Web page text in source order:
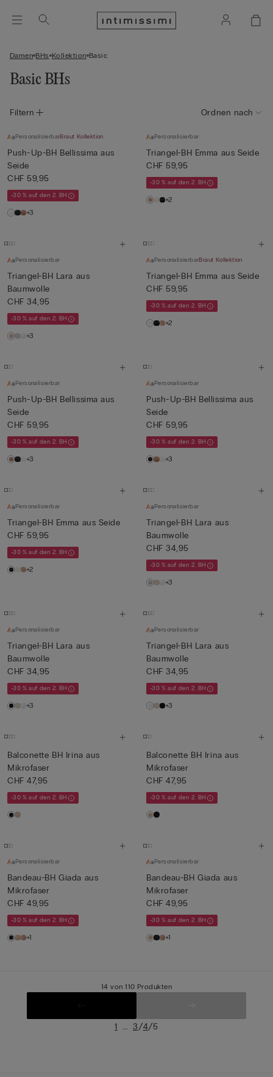
Damen BHs Kollektion Basic
Basic BHs
Filtern Ordnen nach
PersonalisierbarBraut Kollektion
Push-Up-BH Bellissima aus
Seide
CHF 59,95
-30 % auf den 2. BH
+3
Personalisierbar
Triangel-BH Emma aus Seide
CHF 59,95
-30 % auf den 2. BH
+2
Personalisierbar
Triangel-BH Lara aus
Baumwolle
CHF 34,95
-30 % auf den 2. BH
+3
PersonalisierbarBraut Kollektion
Triangel-BH Emma aus Seide
CHF 59,95
-30 % auf den 2. BH
+2
Personalisierbar
Push-Up-BH Bellissima aus
Seide
CHF 59,95
-30 % auf den 2. BH
+3
Personalisierbar
Push-Up-BH Bellissima aus
Seide
CHF 59,95
-30 % auf den 2. BH
+3
Personalisierbar
Triangel-BH Emma aus Seide
CHF 59,95
-30 % auf den 2. BH
+2
Personalisierbar
Triangel-BH Lara aus
Baumwolle
CHF 34,95
-30 % auf den 2. BH
+3
Personalisierbar
Triangel-BH Lara aus
Baumwolle
CHF 34,95
-30 % auf den 2. BH
+3
Personalisierbar
Triangel-BH Lara aus
Baumwolle
CHF 34,95
-30 % auf den 2. BH
+3
Balconette BH Irina aus
Mikrofaser
CHF 47,95
-30 % auf den 2. BH
Balconette BH Irina aus
Mikrofaser
CHF 47,95
-30 % auf den 2. BH
Personalisierbar
Bandeau-BH Giada aus
Mikrofaser
CHF 49,95
-30 % auf den 2. BH
+1
Personalisierbar
Bandeau-BH Giada aus
Mikrofaser
CHF 49,95
-30 % auf den 2. BH
+1
14 von 110 Produkten
1 ... 3/4/5